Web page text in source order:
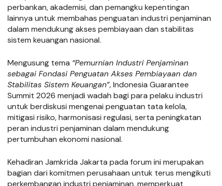
perbankan, akademisi, dan pemangku kepentingan
lainnya untuk membahas penguatan industri penjaminan
dalam mendukung akses pembiayaan dan stabilitas
sistem keuangan nasional.
Mengusung tema “Pemurnian Industri Penjaminan
sebagai Fondasi Penguatan Akses Pembiayaan dan
Stabilitas Sistem Keuangan”, Indonesia Guarantee
Summit 2026 menjadi wadah bagi para pelaku industri
untuk berdiskusi mengenai penguatan tata kelola,
mitigasi risiko, harmonisasi regulasi, serta peningkatan
peran industri penjaminan dalam mendukung
pertumbuhan ekonomi nasional.
Kehadiran Jamkrida Jakarta pada forum ini merupakan
bagian dari komitmen perusahaan untuk terus mengikuti
perkembangan industri penjaminan, memperkuat